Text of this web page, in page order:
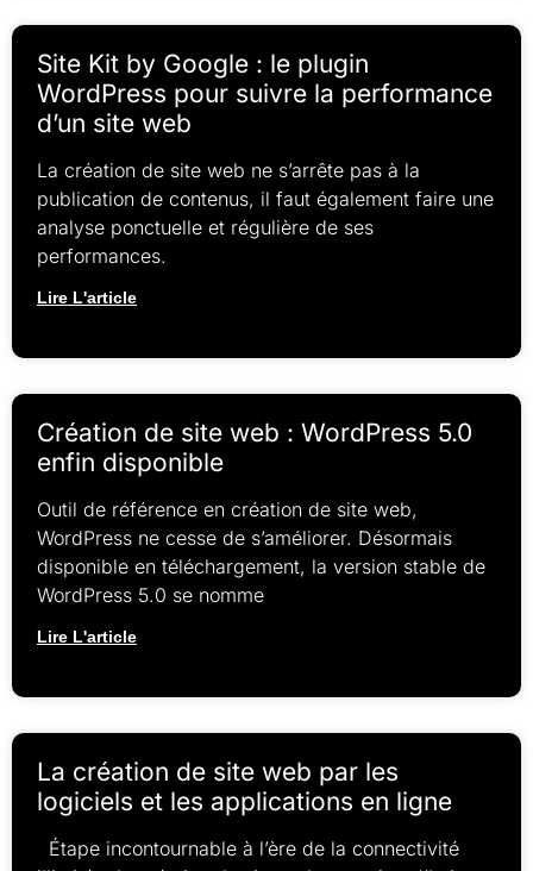
Site Kit by Google : le plugin
WordPress pour suivre la performance
d’un site web
La création de site web ne s’arrête pas à la
publication de contenus, il faut également faire une
analyse ponctuelle et régulière de ses
performances.
Lire L'article
Création de site web : WordPress 5.0
enfin disponible
Outil de référence en création de site web,
WordPress ne cesse de s’améliorer. Désormais
disponible en téléchargement, la version stable de
WordPress 5.0 se nomme
Lire L'article
La création de site web par les
logiciels et les applications en ligne
Étape incontournable à l’ère de la connectivité